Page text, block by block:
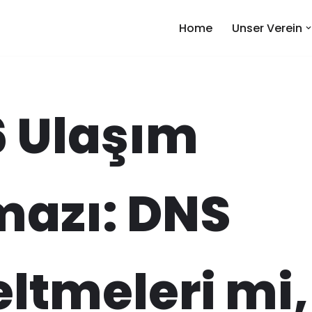
Home Unser Verein
Ulaşım
DNS
mi,